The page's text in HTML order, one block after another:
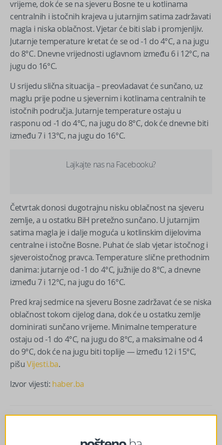
vrijeme, dok će se na sjeveru Bosne te u kotlinama
centralnih i istočnih krajeva u jutarnjim satima zadržavati
magla i niska oblačnost. Vjetar će biti slab i promjenljiv.
Jutarnje temperature kretat će se od -1 do 4°C, a na jugu
do 8°C. Dnevne vrijednosti uglavnom između 6 i 12°C, na
jugu do 16°C.
U srijedu slična situacija – preovladavat će sunčano, uz
maglu prije podne u sjevernim i kotlinama centralnih te
istočnih područja. Jutarnje temperature ostaju u
rasponu od -1 do 4°C, na jugu do 8°C, dok će dnevne biti
između 7 i 13°C, na jugu do 16°C.
Lajkajte nas na Facebooku?
Četvrtak donosi dugotrajnu nisku oblačnost na sjeveru
zemlje, a u ostatku BiH pretežno sunčano. U jutarnjim
satima magla je i dalje moguća u kotlinskim dijelovima
centralne i istočne Bosne. Puhat će slab vjetar istočnog i
sjeveroistočnog pravca. Temperature slične prethodnim
danima: jutarnje od -1 do 4°C, južnije do 8°C, a dnevne
između 7 i 12°C, na jugu do 16°C.
Pred kraj sedmice na sjeveru Bosne zadržavat će se niska
oblačnost tokom cijelog dana, dok će u ostatku zemlje
dominirati sunčano vrijeme. Minimalne temperature
ostaju od -1 do 4°C, na jugu do 8°C, a maksimalne od 4
do 9°C, dok će na jugu biti toplije — između 12 i 15°C,
pišuVijesti.ba.
Izvor vijesti: haber.ba